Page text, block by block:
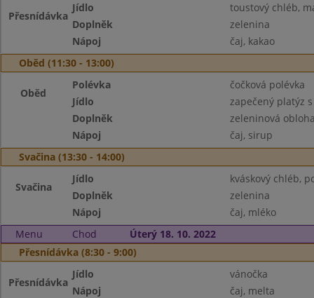
Přesnídávka
Jídlo
toustový chléb,
Doplněk
zelenina
Nápoj
čaj, kakao
Oběd (11:30 - 13:00)
Oběd
Polévka
čočková polévka
Jídlo
zapečený platýz
Doplněk
zeleninová
Nápoj
čaj, sirup
Svačina (13:30 - 14:00)
Svačina
Jídlo
kváskový chléb,
Doplněk
zelenina
Nápoj
čaj, mléko
Menu
Chod
Úterý 18. 10. 2022
Přesnídávka (8:30 - 9:00)
Přesnídávka
Jídlo
vánočka
Nápoj
čaj, melta